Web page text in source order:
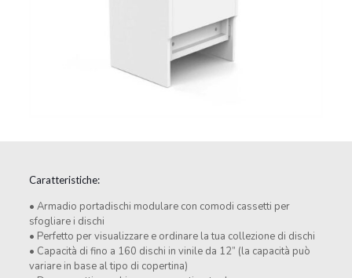
Caratteristiche:
• Armadio portadischi modulare con comodi cassetti per
sfogliare i dischi
• Perfetto per visualizzare e ordinare la tua collezione di dischi
• Capacità di fino a 160 dischi in vinile da 12” (la capacità può
variare in base al tipo di copertina)